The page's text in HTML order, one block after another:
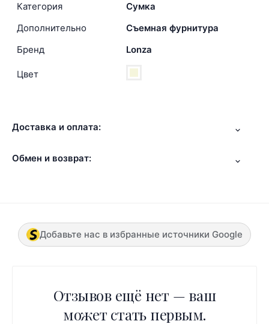
Категория
Сумка
Дополнительно
Съемная фурнитура
Бренд
Lonza
Цвет
Доставка и оплата:
Обмен и возврат:
Добавьте нас в избранные источники Google
Отзывов ещё нет — ваш
может стать первым.